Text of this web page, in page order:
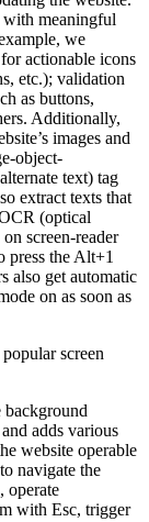
with meaningful
we
actionable icons
etc.); validation
as buttons,
Additionally,
images and
object-
text) tag
extract texts that
(optical
screen-reader
press the Alt+1
also get automatic
on as soon as
screen
background
adds various
website operable
navigate the
operate
with Esc, trigger